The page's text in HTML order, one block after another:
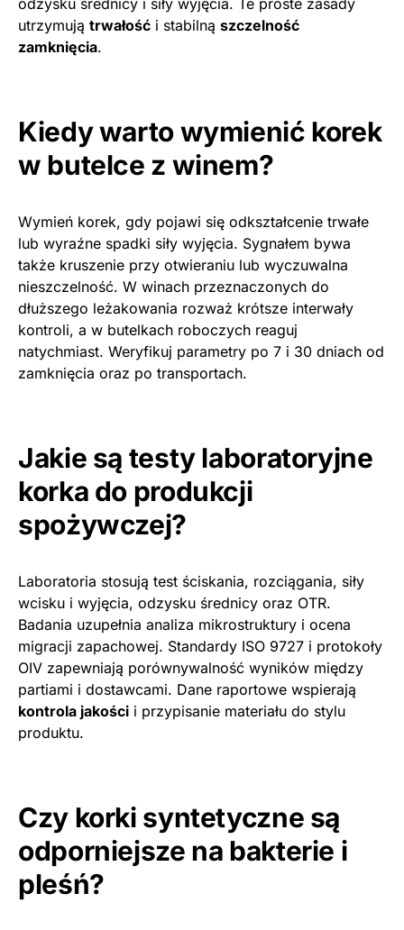
utrzymują trwałość i stabilną szczelność
zamknięcia.
Kiedy warto wymienić korek
w butelce z winem?
Wymień korek, gdy pojawi się odkształcenie trwałe
lub wyraźne spadki siły wyjęcia. Sygnałem bywa
także kruszenie przy otwieraniu lub wyczuwalna
nieszczelność. W winach przeznaczonych do
dłuższego leżakowania rozważ krótsze interwały
kontroli, a w butelkach roboczych reaguj
natychmiast. Weryfikuj parametry po 7 i 30 dniach od
zamknięcia oraz po transportach.
Jakie są testy laboratoryjne
korka do produkcji
spożywczej?
Laboratoria stosują test ściskania, rozciągania, siły
wcisku i wyjęcia, odzysku średnicy oraz OTR.
Badania uzupełnia analiza mikrostruktury i ocena
migracji zapachowej. Standardy ISO 9727 i protokoły
OIV zapewniają porównywalność wyników między
partiami i dostawcami. Dane raportowe wspierają
kontrola jakości i przypisanie materiału do stylu
produktu.
Czy korki syntetyczne są
odporniejsze na bakterie i
pleśń?